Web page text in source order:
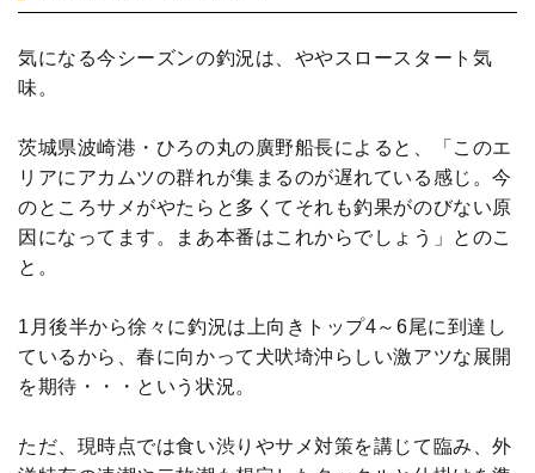
気になる今シーズンの釣況は、ややスロースタート気
味。
茨城県波崎港・ひろの丸の廣野船長によると、「このエ
リアにアカムツの群れが集まるのが遅れている感じ。今
のところサメがやたらと多くてそれも釣果がのびない原
因になってます。まあ本番はこれからでしょう」とのこ
と。
1月後半から徐々に釣況は上向きトップ4～6尾に到達し
ているから、春に向かって犬吠埼沖らしい激アツな展開
を期待・・・という状況。
ただ、現時点では食い渋りやサメ対策を講じて臨み、外